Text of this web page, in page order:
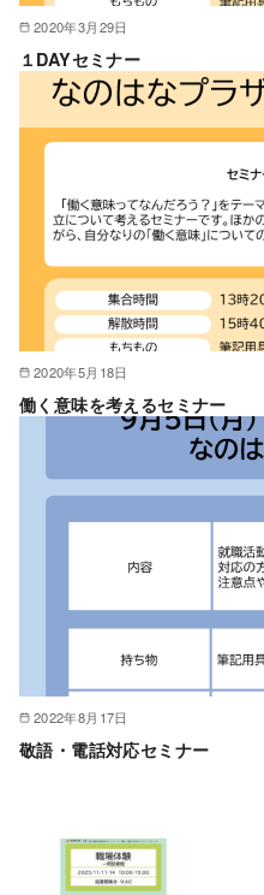
2020年3月29日
１DAYセミナー
2020年5月18日
働く意味を考えるセミナー
2022年8月17日
敬語・電話対応セミナー